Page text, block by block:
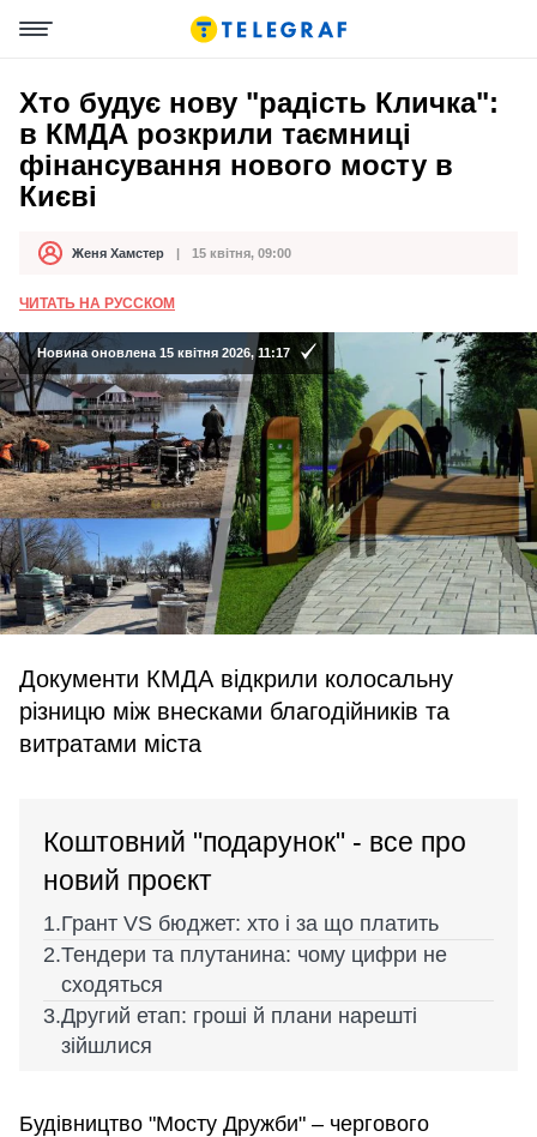
Хто будує нову "радість Кличка":
в КМДА розкрили таємниці
фінансування нового мосту в
Києві
АвторЖеня Хамстер
Дата публікації 15 квітня, 09:00
ЧИТАТЬ НА РУССКОМ
Новина оновлена 15 квітня 2026, 11:17
Документи КМДА відкрили колосальну
різницю між внесками благодійників та
витратами міста
Коштовний "подарунок" - все про
новий проєкт
Грант VS бюджет: хто і за що платить
Тендери та плутанина: чому цифри не
сходяться
Другий етап: гроші й плани нарешті
зійшлися
Будівництво "Мосту Дружби" – чергового